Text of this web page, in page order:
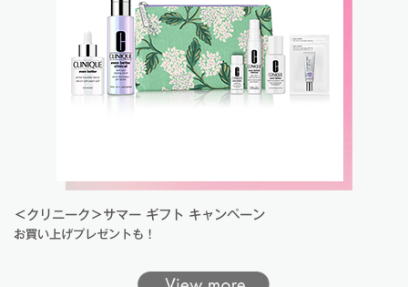
＜クリニーク＞サマー ギフト キャンペーン
お買い上げプレゼントも！